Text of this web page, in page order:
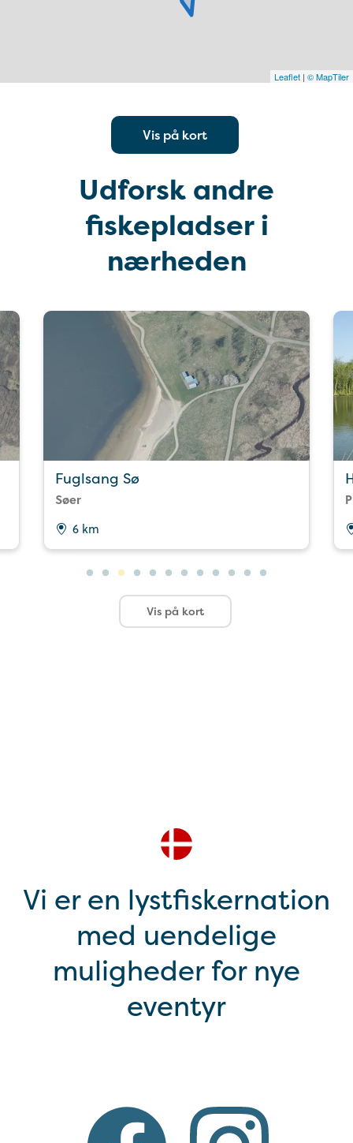
Leaflet | © MapTiler
Vis på kort
Udforsk andre
fiskepladser i
nærheden
Fuglsang Sø
Søer
6 km
Vis på kort
Vi er en lystfiskernation
med uendelige
muligheder for nye
eventyr